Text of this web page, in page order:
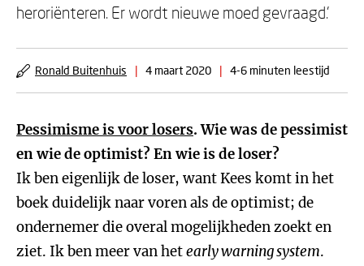
heroriënteren. Er wordt nieuwe moed gevraagd.’
Ronald Buitenhuis | 4 maart 2020 | 4-6 minuten leestijd
Pessimisme is voor losers. Wie was de pessimist
en wie de optimist? En wie is de loser?
Ik ben eigenlijk de loser, want Kees komt in het
boek duidelijk naar voren als de optimist; de
ondernemer die overal mogelijkheden zoekt en
ziet. Ik ben meer van hetearly warning system.